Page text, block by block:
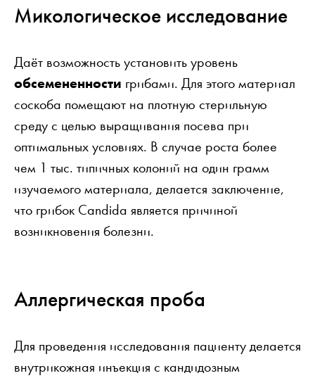
Микологическое исследование
Даёт возможность установить уровень
обсемененности грибами. Для этого материал
соскоба помещают на плотную стерильную
среду с целью выращивания посева при
оптимальных условиях. В случае роста более
чем 1 тыс. типичных колоний на один грамм
изучаемого материала, делается заключение,
что грибок Candida является причиной
возникновения болезни.
Аллергическая проба
Для проведения исследования пациенту делается
внутрикожная инъекция с кандидозным